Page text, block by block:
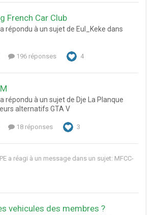
French Car Club
répondu à un sujet de Eul_Keke dans
196 réponses 4
répondu à un sujet de Dje La Planque
alternatifs GTA V
18 réponses 3
a réagi à un message dans un sujet: MFCC-
vehicules des membres ?